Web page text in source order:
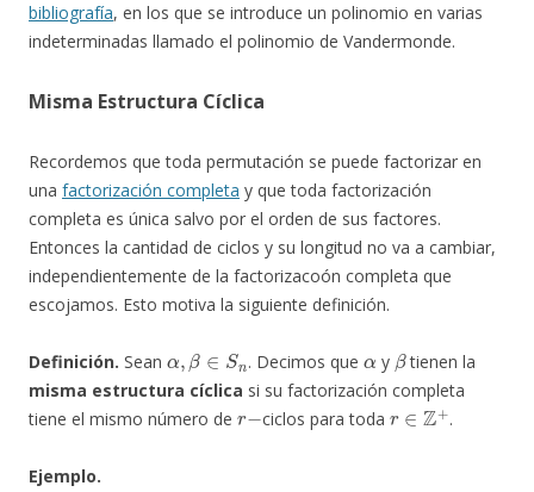
bibliografía, en los que se introduce un polinomio en varias
indeterminadas llamado el polinomio de Vandermonde.
Misma Estructura Cíclica
Recordemos que toda permutación se puede factorizar en
una factorización completa y que toda factorización
completa es única salvo por el orden de sus factores.
Entonces la cantidad de ciclos y su longitud no va a cambiar,
independientemente de la factorizacoón completa que
escojamos. Esto motiva la siguiente definición.
Definición. Sean
β∈ n
. Decimos que y
β
tienen la
misma estructura cíclica si su factorización completa
tiene el mismo número de
r −
ciclos para toda
r∈Z+
.
Ejemplo.